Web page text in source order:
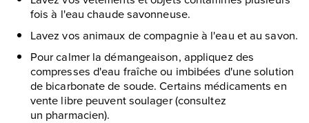
fois à l'eau chaude savonneuse.
Lavez vos animaux de compagnie à l'eau et au savon.
Pour calmer la démangeaison, appliquez des
compresses d'eau fraîche ou imbibées d'une solution
de bicarbonate de soude. Certains médicaments en
vente libre peuvent soulager (consultez
un pharmacien).